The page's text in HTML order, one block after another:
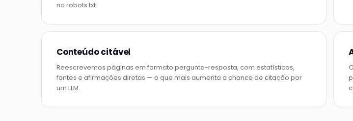
no robots.txt.
Conteúdo citável
Reescrevemos páginas em formato pergunta-resposta, com estatísticas,
fontes e afirmações diretas — o que mais aumenta a chance de citação por
um LLM.